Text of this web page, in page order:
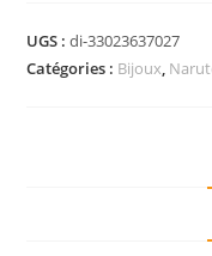
UGS :di-33023637027
Catégories : Bijoux,